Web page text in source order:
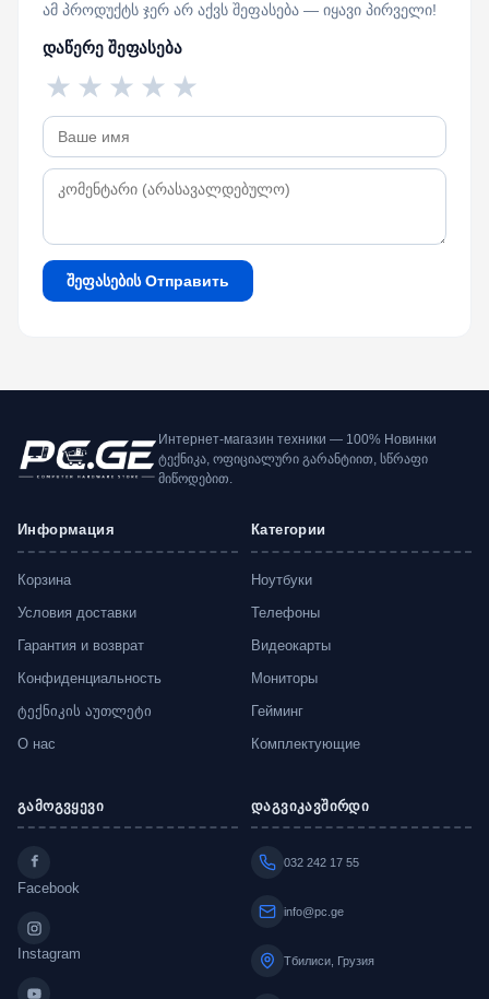
ამ პროდუქტს ჯერ არ აქვს შეფასება — იყავი პირველი!
დაწერე შეფასება
★
★
★
★
★
შეფასების Отправить
Интернет-магазин техники — 100% Новинки
ტექნიკა, ოფიციალური გარანტიით, სწრაფი
მიწოდებით.
Информация
Корзина
Условия доставки
Гарантия и возврат
Конфиденциальность
ტექნიკის აუთლეტი
О нас
Категории
Ноутбуки
Телефоны
Видеокарты
Мониторы
Гейминг
Комплектующие
გამოგვყევი
Facebook
Instagram
დაგვიკავშირდი
032 242 17 55
info@pc.ge
Тбилиси, Грузия